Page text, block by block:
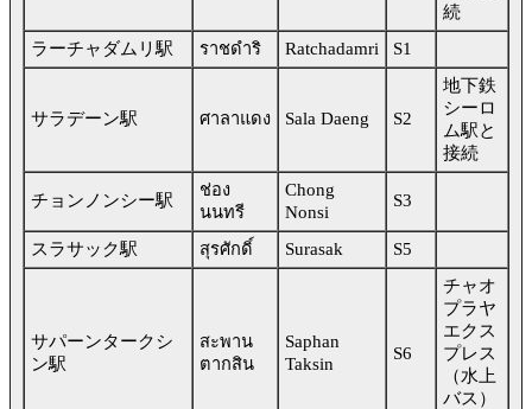
続
ラーチャダムリ駅
ราชดำริ Ratchadamri S1
サラデーン駅 ศาลาแดง Sala Daeng S2
地下鉄
シーロ
ム駅と
接続
チョンノンシー駅
ช่อง
นนทรี
Chong
Nonsi
S3
スラサック駅 สุรศักดิ์ Surasak S5
サパーンタークシ
ン駅
สะพาน
ตากสิน
Saphan
Taksin
S6
チャオ
プラヤ
エクス
プレス
（水上
バス）